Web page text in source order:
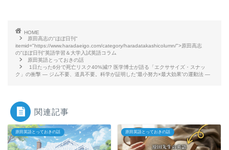
HOME
原田高志の"ほぼ日刊"
itemid="https://www.haradaeigo.com/category/haradatakashicolumn/">原田高志
の"ほぼ日刊"英語学習＆大学入試英語コラム
原田英語とっておきの話
1日たった6分で死亡リスク40%減!? 医学博士が語る「エクササイズ・スナッ
ク」の衝撃 ― ジム不要、道具不要。科学が証明した”最小努力×最大効果”の運動法 ―
関連記事
原田英語とっておきの話 原田英語とっておきの話